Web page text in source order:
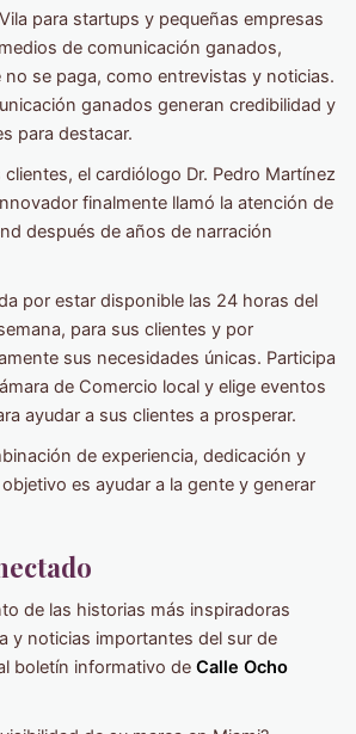
para startups y pequeñas empresas
de comunicación ganados,
no se paga, como entrevistas y noticias.
ganados generan credibilidad y
para destacar.
clientes, el cardiólogo Dr. Pedro Martínez
finalmente llamó la atención de
después de años de narración
por estar disponible las 24 horas del
para sus clientes y por
sus necesidades únicas. Participa
de Comercio local y elige eventos
ayudar a sus clientes a prosperar.
de experiencia, dedicación y
es ayudar a la gente y generar
de las historias más inspiradoras
y noticias importantes del sur de
boletín informativo de Calle Ocho